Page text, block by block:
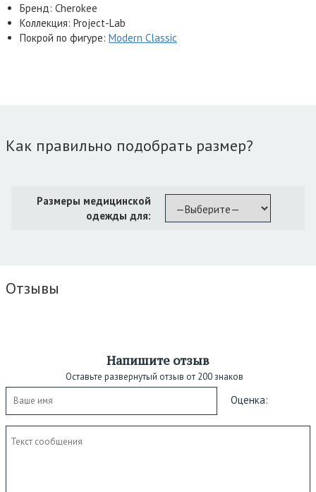
Бренд: Cherokee
Коллекция: Project-Lab
Покрой по фигуре: Modern Classic
Как правильно подобрать размер?
Размеры медицинской
одежды для:
Отзывы
Напишите отзыв
Оставьте развернутый отзыв от 200 знаков
Оценка: